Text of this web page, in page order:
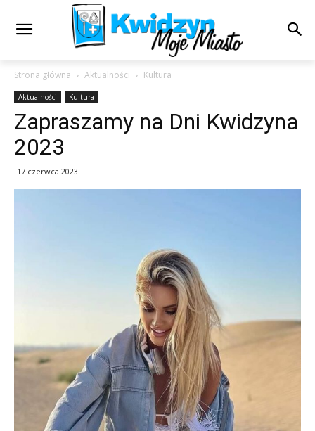
Strona główna Aktualności Kultura
Aktualności Kultura
Zapraszamy na Dni Kwidzyna
2023
17 czerwca 2023